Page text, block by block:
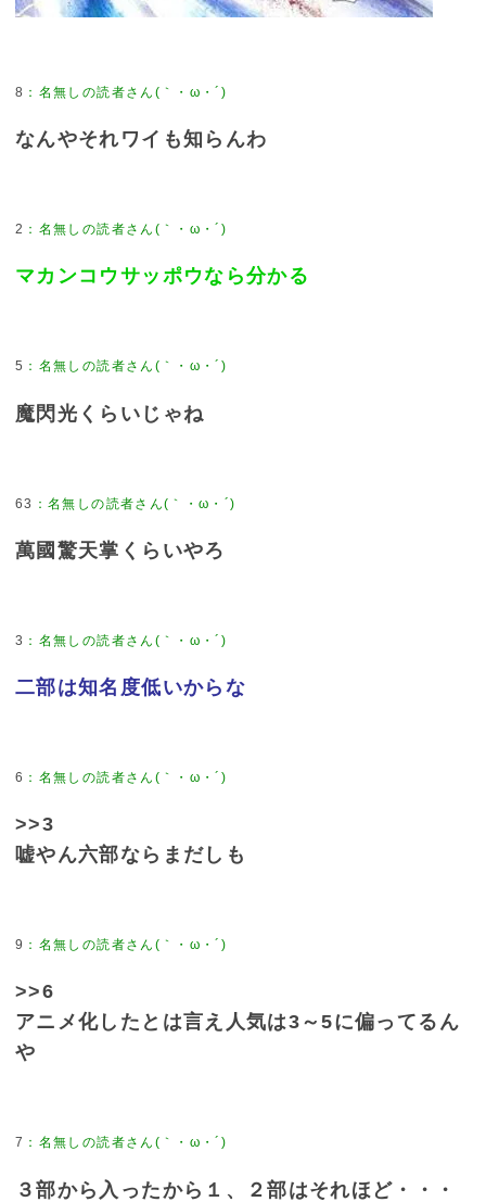
8
なんやそれワイも知らんわ
2
マカンコウサッポウなら分かる
5
魔閃光くらいじゃね
63
萬國驚天掌くらいやろ
3
二部は知名度低いからな
6
>>3
嘘やん六部ならまだしも
9
>>6
アニメ化したとは言え人気は3～5に偏ってるん
や
7
３部から入ったから１、２部はそれほど・・・